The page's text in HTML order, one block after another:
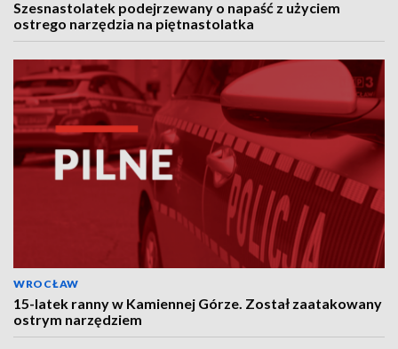
Szesnastolatek podejrzewany o napaść z użyciem
ostrego narzędzia na piętnastolatka
WROCŁAW
15-latek ranny w Kamiennej Górze. Został zaatakowany
ostrym narzędziem